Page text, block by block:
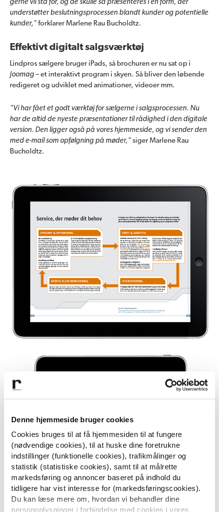
Denne hjemmeside bruger cookies
Cookies bruges til at få hjemmesiden til at fungere
(nødvendige cookies), til at huske dine foretrukne
indstillinger (funktionelle cookies), trafikmålinger og
statistik (statistiske cookies), samt til at målrette
markedsføring og annoncer baseret på indhold du
tidligere har vist interesse for (markedsføringscookies).
Du kan læse mere om, hvordan vi behandler dine
personoplysninger i forbindelse med cookies i vores
gerne vil stå for, og de skulle så præsenteres i en form, der
understøtter beslutningsprocessen blandt kunder og potentielle
kunder," forklarer Marlene Rau Bucholdtz.
Effektivt digitalt salgsværktøj
Lindpros sælgere bruger iPads, så brochuren er nu sat op i
Joomag – et interaktivt program i skyen. Så bliver den løbende
redigeret og udviklet med animationer, videoer mm.
"Vi har fået et godt værktøj for sælgerne i salgsprocessen. Nu
har de altid de nyeste præsentationer til rådighed i den digitale
version. Den ligger også på vores hjemmeside, og vi sender den
med e-mail som opfølgning på møder," siger Marlene Rau
Bucholdtz.